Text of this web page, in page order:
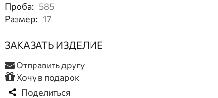
Проба: 585
Размер: 17
ЗАКАЗАТЬ ИЗДЕЛИЕ
Отправить другу
Хочу в подарок
Поделиться